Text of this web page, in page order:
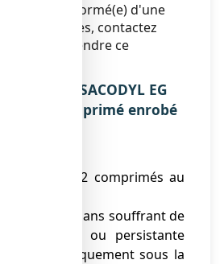
vous a informé(e) d'une
sucres, contactez
avant de prendre ce
BISACODYL EG
5 mg, comprimé enrobé
: 1 ou 2 comprimés au
jusqu'à 12 ans souffrant de
chronique ou persistante
traités uniquement sous la